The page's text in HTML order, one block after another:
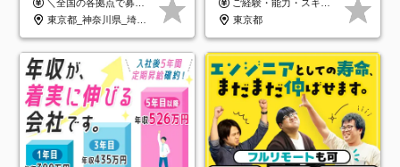
り/年休130日
＼全国の各拠点で募集中！／ 給与は以下の通り、勤務地により異なります。 札幌：月給23万円～27万円 仙台：月給22万円～26万円 新潟：月給22万円～26万円 東京：月給26万円～30万円 大阪：月給24万円～29万円 福岡：月給23.5万円～27万円 沖縄：月給21万円～26万円 ◎給与は知識や経験を考慮して決定します。 ◎残業は別途全額支給します。 ◎試用期間12カ月あり（給与は以下の通りです。その他条件に変更はありません） （試用期間の給与） 札幌：月給18.6万円～ 仙台：月給19万円～ 新潟：月給18万円～ 東京：月給22万円～ 大阪：月給20.8万円～ 福岡：月給19万円～ 沖縄：月給18万円～
東京都_神奈川県_埼玉県_千葉県_大阪府_愛知県_北海道_青森県_岩手県_宮城県_秋田県_山形県_福島県_茨城県_栃木県_群馬県_新潟県_山梨県_長野県_富山県_石川県_福井県_静岡県_岐阜県_三重県_兵庫県_京都府_滋賀県_奈良県_和歌山県_広島県_岡山県_鳥取県_島根県_山口県_徳島県_香川県_愛媛県_高知県_福岡県_熊本県_佐賀県_長崎県_大分県_宮崎県_鹿児島県_沖縄県
ご経験・能力・スキル等により、当社基準にて優遇・相談のうえ決定いたします。
東京都